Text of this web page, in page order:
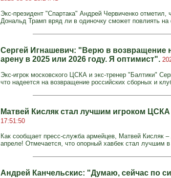
Экс-президент "Спартака" Андрей Червиченко
Дональд Трамп вряд ли в одиночку сможет повлиять
Сергей Игнашевич: "Верю в возвращение
арену в 2025 или 2026 году. Я оптимист".
Экс-игрок московского ЦСКА и экс-тренер "Балтики"
что надеется на возвращение российских сборных и
Матвей Кисляк стал лучшим игроком ЦСКА
17:51:50
Как сообщает пресс-служба армейцев, Матвей Кисляк
апреле! Отмечается, что опорный хавбек стал лучшим
Андрей Канчельскис: "Думаю, сейчас по